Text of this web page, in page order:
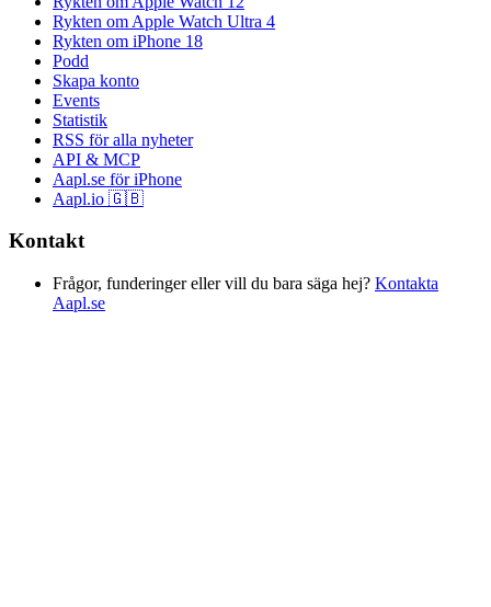
Rykten om Apple Watch Ultra 4
Rykten om iPhone 18
Podd
Skapa konto
Events
Statistik
RSS för alla nyheter
API & MCP
Aapl.se för iPhone
Aapl.io 🇬🇧
Kontakt
Frågor, funderinger eller vill du bara säga hej? Kontakta
Aapl.se